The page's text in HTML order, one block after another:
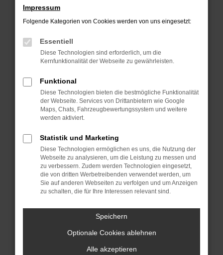
Suchmaschine?
Prüfe deine Browsererweiterungen.
das Laden bestimmter Seiten verhindern.
Funktioniert die Seite in einem anderen Browser
oder in einem privaten Fenster?
Das kann manchmal helfen, vorübergehende
Probleme zu beheben.
Stelle sicher, dass dein Browser und dein
Betriebssystem auf dem neuesten Stand sind.
Sicherheitsrisiko, sondern kann auch dazu führen,
dass bestimmte Funktionen nicht mehr
unterstützt werden.
Wende dich an den Webseitenbetreiber.
Wenn du alle oben genannten Schritte versucht
hast, kontaktiere uns bitte. Wir werden versuchen,
das Problem zu beheben. Du kannst uns diesen
Text schicken, um uns bei der Fehlersuche zu
unterstützen:
ewogICJuYW1lIjogIk5ldHdvcmtFcnJvciIsCiAgI
Impressum
Folgende Kategorien von Cookies werden von uns eingesetzt:
Essentiell
Diese Technologien sind erforderlich, um die
Kernfunktionalität der Webseite zu gewährleisten.
Funktional
Diese Technologien bieten die bestmögliche Funktionalität
der Webseite. Services von Drittanbietern wie Google
Maps, Chats, Fahrzeugbewertungssystem und weitere
werden aktiviert.
Statistik und Marketing
Diese Technologien ermöglichen es uns, die Nutzung der
Webseite zu analysieren, um die Leistung zu messen und
zu verbessern. Zudem werden Technologien eingesetzt,
die von dritten Werbetreibenden verwendet werden, um
Sie auf anderen Webseiten zu verfolgen und um Anzeigen
zu schalten, die für Ihre Interessen relevant sind.
Speichern
Optionale Cookies ablehnen
Alle akzeptieren